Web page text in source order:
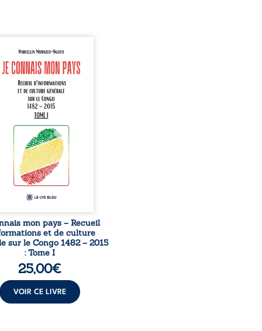
mon pays se
comme une œuvre de
et d’éveil civique,
à raviver la mémoire
En retraçant les
étapes de l’histoire
il entend combattre
le repli identitaire
du
patriotique.
à tous, ce recueil
des repères essentiels
mieux comprendre le ...
mon pays – Recueil
et de culture
sur le Congo 1482 – 2015
: Tome I
25,00€
VOIR CE LIVRE